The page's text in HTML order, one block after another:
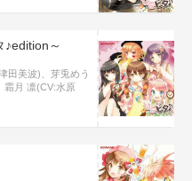
～
田美波)、芽兎めう
霜月 凛(CV:水原